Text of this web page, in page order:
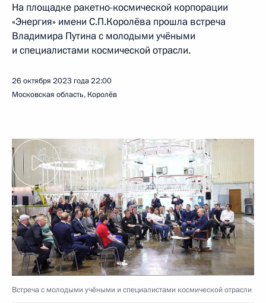
На площадке ракетно-космической корпорации
«Энергия» имени С.П.Королёва прошла встреча
Владимира Путина с молодыми учёными
и специалистами космической отрасли.
26 октября 2023 года22:00
Московская область, Королёв
Встреча с молодыми учёными и специалистами космической отрасли